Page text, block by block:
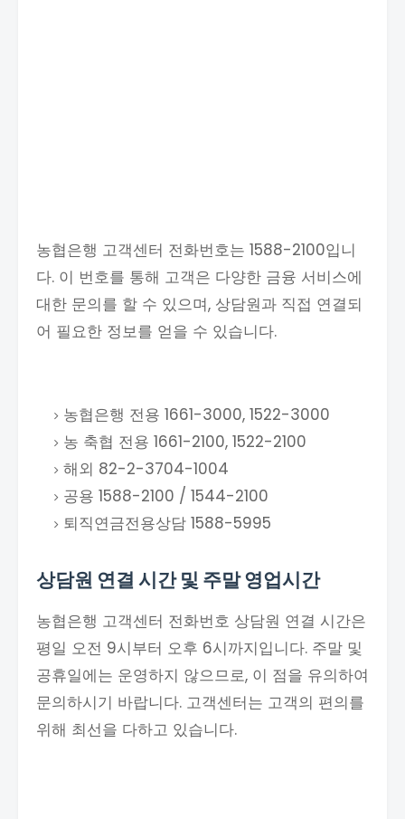
농협은행 고객센터 전화번호는 1588-2100입니
다. 이 번호를 통해 고객은 다양한 금융 서비스에
대한 문의를 할 수 있으며, 상담원과 직접 연결되
어 필요한 정보를 얻을 수 있습니다.
농협은행 전용 1661-3000, 1522-3000
농 축협 전용 1661-2100, 1522-2100
해외 82-2-3704-1004
공용 1588-2100 / 1544-2100
퇴직연금전용상담 1588-5995
상담원 연결 시간 및 주말 영업시간
농협은행 고객센터 전화번호 상담원 연결 시간은
평일 오전 9시부터 오후 6시까지입니다. 주말 및
공휴일에는 운영하지 않으므로, 이 점을 유의하여
문의하시기 바랍니다. 고객센터는 고객의 편의를
위해 최선을 다하고 있습니다.